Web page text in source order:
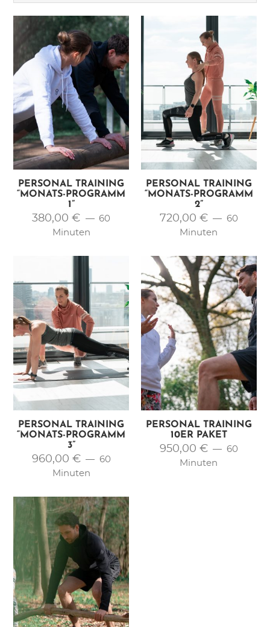
Erkrankung Magen-Darm-
Trakts
PERSONAL TRAINING
“MONATS-PROGRAMM
1”
380,00€
60
Minuten
PERSONAL TRAINING
“MONATS-PROGRAMM
2”
720,00 €
60
Minuten
PERSONAL TRAINING
“MONATS-PROGRAMM
3”
960,00 €
60
Minuten
PERSONAL TRAINING
10ER PAKET
950,00 €
60
Minuten